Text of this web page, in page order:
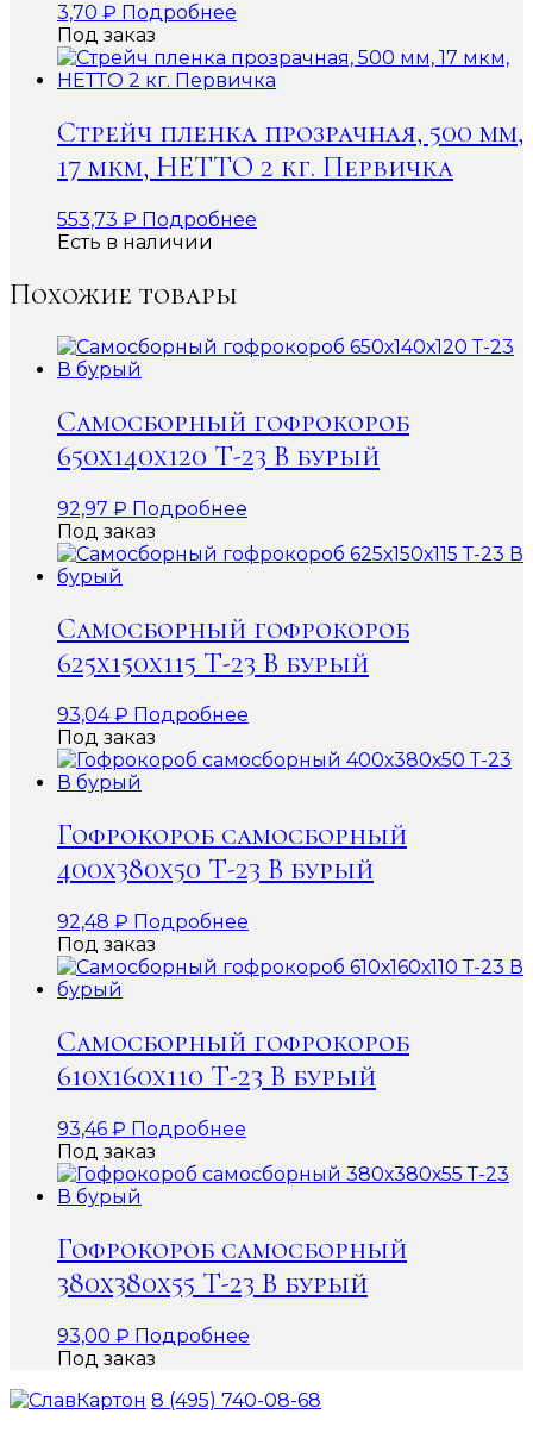
3,70 ₽ Подробнее
Под заказ
Стрейч пленка прозрачная, 500 мм,
17 мкм, НЕТТО 2 кг. Первичка
553,73 ₽ Подробнее
Есть в наличии
Похожие товары
Самосборный гофрокороб
650х140х120 Т-23 В бурый
92,97 ₽ Подробнее
Под заказ
Самосборный гофрокороб
625х150х115 Т-23 В бурый
93,04₽ Подробнее
Под заказ
Гофрокороб самосборный
400х380х50 Т-23 В бурый
92,48 ₽ Подробнее
Под заказ
Самосборный гофрокороб
610х160х110 Т-23 В бурый
93,46 ₽ Подробнее
Под заказ
Гофрокороб самосборный
380х380х55 Т-23 В бурый
93,00 ₽ Подробнее
Под заказ
8 (495) 740-08-68